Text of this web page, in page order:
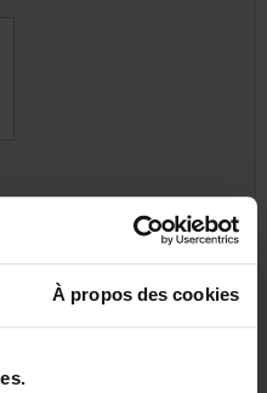
À propos des cookies
/
/